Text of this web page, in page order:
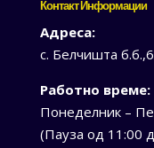
Контакт Информации
Адреса:
с. Белчишта
Работно време:
Понеделник –
(Пауза од 11:00